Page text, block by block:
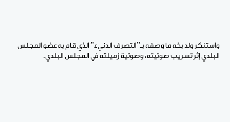
واستنكر ولد بخه ما وصفه بـ”التصرف الدنيء” الذي قام به عضو المجلس
البلدي إثر تسريب صوتيته، وصوتية زميلته في المجلس البلدي.